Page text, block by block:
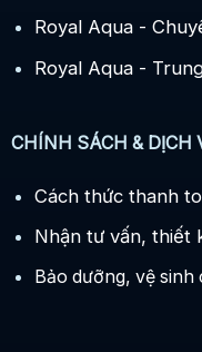
Royal Aqua -
Royal Aqua -
CHÍNH SÁCH & DỊCH
Cách thức thanh
Nhận tư vấn, thiết
Bảo dưỡng, vệ sinh